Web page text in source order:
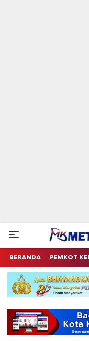
Berita
BERANDA PEMKOT